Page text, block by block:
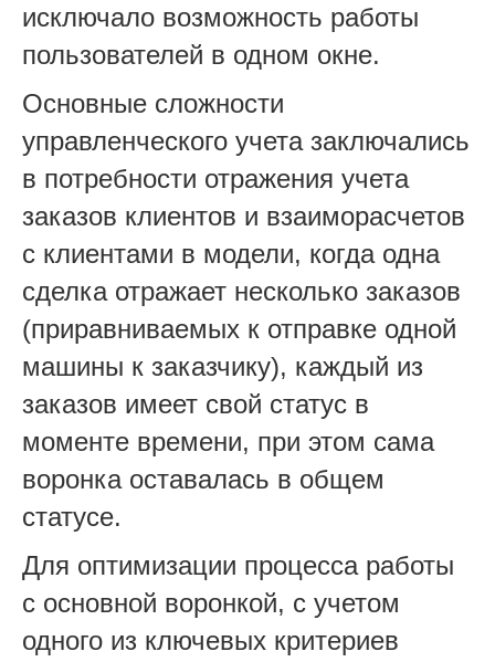
исключало возможность работы
пользователей в одном окне.
Основные сложности
управленческого учета заключались
в потребности отражения учета
заказов клиентов и взаиморасчетов
с клиентами в модели, когда одна
сделка отражает несколько заказов
(приравниваемых к отправке одной
машины к заказчику), каждый из
заказов имеет свой статус в
моменте времени, при этом сама
воронка оставалась в общем
статусе.
Для оптимизации процесса работы
с основной воронкой, с учетом
одного из ключевых критериев